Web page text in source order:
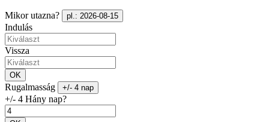
Mikor utazna? pl.: 2026-08-15
Indulás
Vissza
OK
Rugalmasság +/- 4 nap
+/- 4 Hány nap?